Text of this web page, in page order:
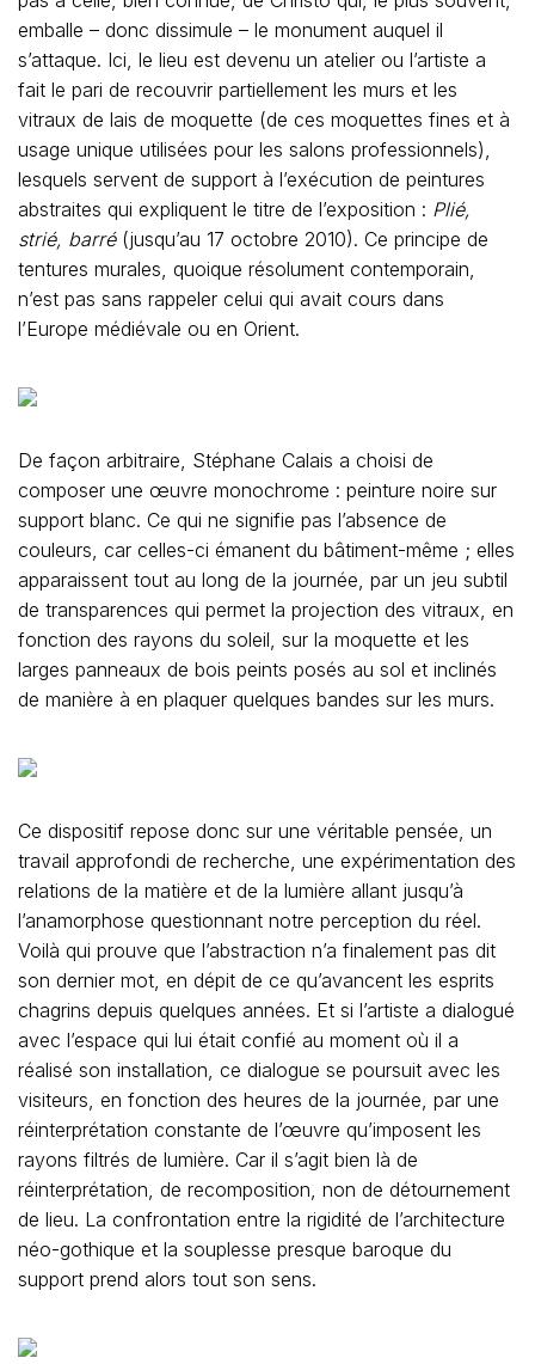
emballe – donc dissimule – le monument auquel il
s’attaque. Ici, le lieu est devenu un atelier ou l’artiste a
fait le pari de recouvrir partiellement les murs et les
vitraux de lais de moquette (de ces moquettes fines et à
usage unique utilisées pour les salons professionnels),
lesquels servent de support à l’exécution de peintures
abstraites qui expliquent le titre de l’exposition : Plié,
strié, barré(jusqu’au 17 octobre 2010). Ce principe de
tentures murales, quoique résolument contemporain,
n’est pas sans rappeler celui qui avait cours dans
l’Europe médiévale ou en Orient.
De façon arbitraire, Stéphane Calais a choisi de
composer une œuvre monochrome : peinture noire sur
support blanc. Ce qui ne signifie pas l’absence de
couleurs, car celles-ci émanent du bâtiment-même ; elles
apparaissent tout au long de la journée, par un jeu subtil
de transparences qui permet la projection des vitraux, en
fonction des rayons du soleil, sur la moquette et les
larges panneaux de bois peints posés au sol et inclinés
de manière à en plaquer quelques bandes sur les murs.
Ce dispositif repose donc sur une véritable pensée, un
travail approfondi de recherche, une expérimentation des
relations de la matière et de la lumière allant jusqu’à
l’anamorphose questionnant notre perception du réel.
Voilà qui prouve que l’abstraction n’a finalement pas dit
son dernier mot, en dépit de ce qu’avancent les esprits
chagrins depuis quelques années. Et si l’artiste a dialogué
avec l’espace qui lui était confié au moment où il a
réalisé son installation, ce dialogue se poursuit avec les
visiteurs, en fonction des heures de la journée, par une
réinterprétation constante de l’œuvre qu’imposent les
rayons filtrés de lumière. Car il s’agit bien là de
réinterprétation, de recomposition, non de détournement
de lieu. La confrontation entre la rigidité de l’architecture
néo-gothique et la souplesse presque baroque du
support prend alors tout son sens.